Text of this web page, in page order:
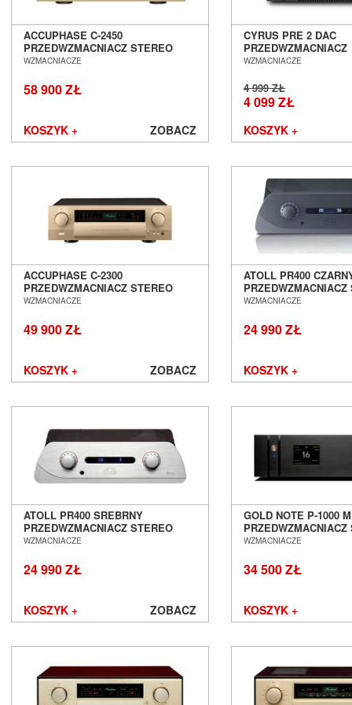
ACCUPHASE C-2450
PRZEDWZMACNIACZ STEREO
SALON POZNAŃ WROCŁAW
WZMACNIACZE
58 900 ZŁ
KOSZYK + ZOBACZ
CYRUS PRE 2 DAC
PRZEDWZMACNIACZ
STEREOFONICZNY Z
CYFROWO/
POZNAŃ WROCŁAW
WZMACNIACZE
4 999 ZŁ
4 099 ZŁ
KOSZYK +
ACCUPHASE C-2300
PRZEDWZMACNIACZ STEREO
SALON POZNAŃ WROCŁAW
WZMACNIACZE
49 900 ZŁ
KOSZYK + ZOBACZ
ATOLL PR400
PRZEDWZMACNIACZ
SALON POZNAŃ
WZMACNIACZE
24 990 ZŁ
KOSZYK +
ATOLL PR400 SREBRNY
PRZEDWZMACNIACZ STEREO
SALON POZNAŃ WROCŁAW
WZMACNIACZE
24 990 ZŁ
KOSZYK + ZOBACZ
GOLD NOTE P-1000
PRZEDWZMACNIACZ
POZNAŃ WROCŁAW
WZMACNIACZE
34 500 ZŁ
KOSZYK +